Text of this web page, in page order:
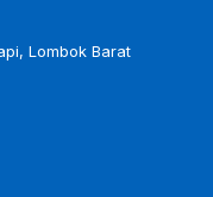
Lombok Barat